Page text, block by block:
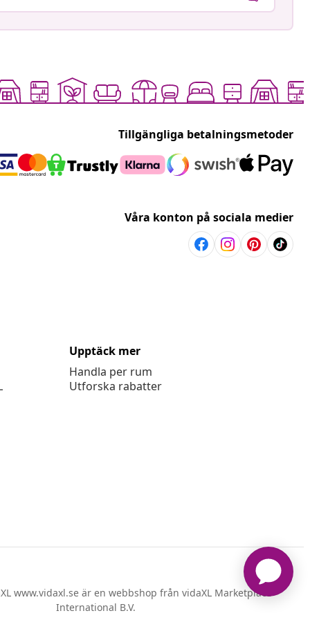
Tillgängliga betalningsmetoder
Våra konton på sociala medier
Upptäck mer
Handla per rum
Utforska rabatter
www.vidaxl.se är en webbshop från vidaXL Marketplace
International B.V.